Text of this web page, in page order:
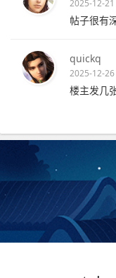
2025-12-
帖子很有
quickq
2025-12-
楼主发几